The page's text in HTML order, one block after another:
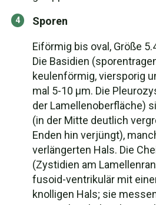
Sporen
Eiförmig bis oval, Größe
Die Basidien
keulenförmig, viersporig
mal 5-10 μm. Die
der Lamellenoberfläche)
(in der Mitte deutlich
Enden hin verjüngt),
verlängerten Hals. Die
(Zystidien am
fusoid-ventrikulär mit
knolligen Hals; sie